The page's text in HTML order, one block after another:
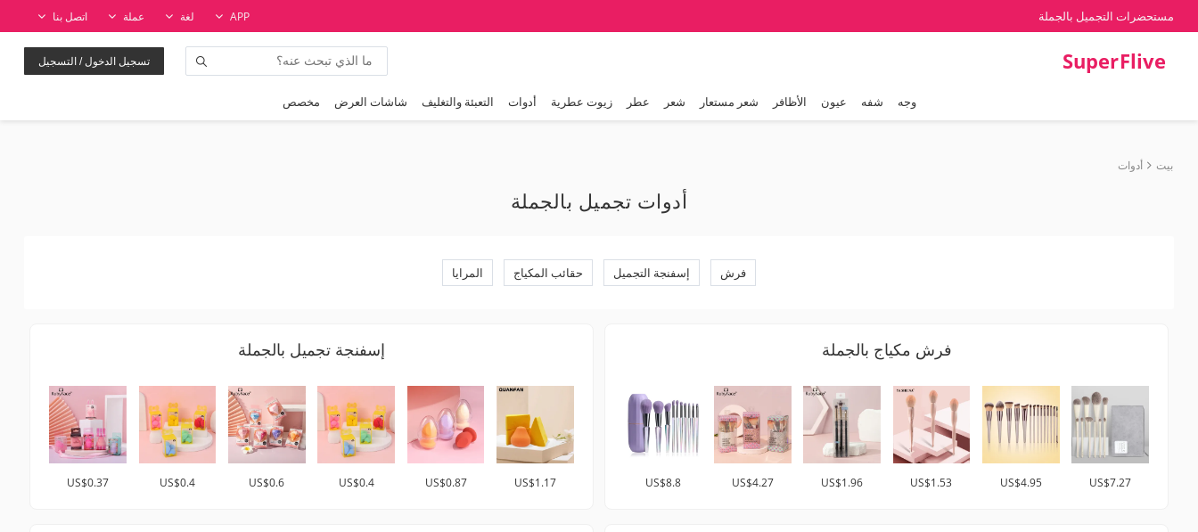
مستحضرات التجميل بالجملة APP لغة عملة اتصل بنا
SuperFlive تسجيل الدخول / التسجيل
وجه شفه عيون الأظافر شعر مستعار شعر عطر زيوت عطرية أدوات التعبئة والتغليف شاشات العرض مخصص
بيت أدوات
أدوات تجميل بالجملة
فرش إسفنجة التجميل حقائب المكياج المرايا
فرش مكياج بالجملة
US$7.27
US$4.95
US$1.53
US$1.96
US$4.27
US$8.8
إسفنجة تجميل بالجملة
US$1.17
US$0.87
US$0.4
US$0.6
US$0.4
US$0.37